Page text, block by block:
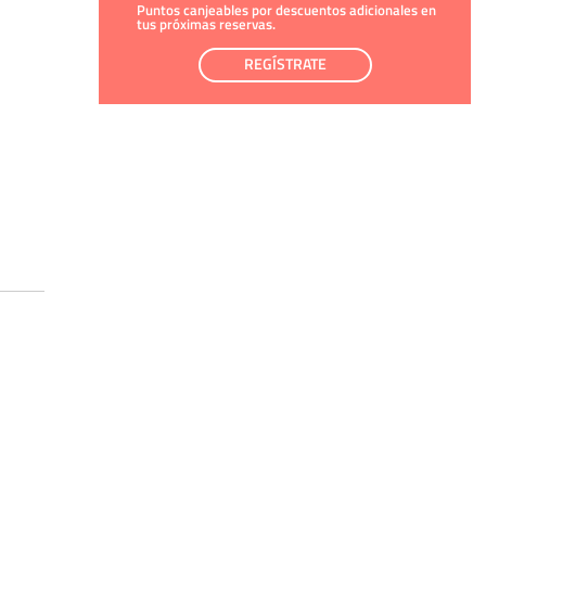
Puntos canjeables por descuentos adicionales en
tus próximas reservas.
REGÍSTRATE